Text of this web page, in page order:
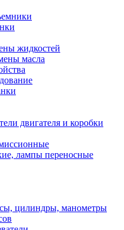
жидкостей
масла
двигателя и коробки
лампы переносные
цилиндры, манометры